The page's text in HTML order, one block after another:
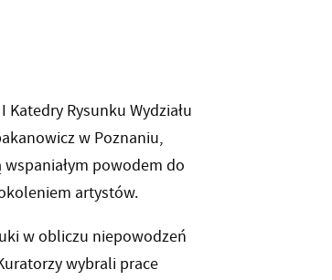
Katedry Rysunku Wydziału
w Poznaniu,
powodem do
artystów.
w obliczu niepowodzeń
wybrali prace